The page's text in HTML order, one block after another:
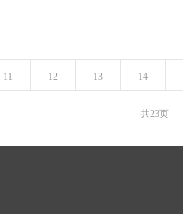
11 12 13 14
共23页